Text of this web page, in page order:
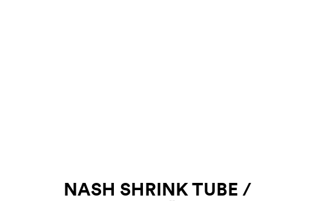
NASH SHRINK TUBE /